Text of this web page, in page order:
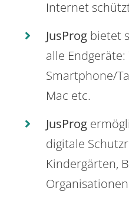
Internet
JusProg bietet
alle Endgeräte:
Smartphone/
Mac etc.
JusProg
digitale
Kindergärten,